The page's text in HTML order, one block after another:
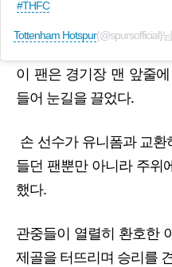
#THFC
Tottenham Hotspur(@spursofficial)
이 팬은 경기장 맨 앞줄
들어 눈길을 끌었다.
손 선수가 유니폼과 교
들던 팬뿐만 아니라 주위
했다.
관중들이 열렬히 환호한
제골을 터뜨리며 승리를